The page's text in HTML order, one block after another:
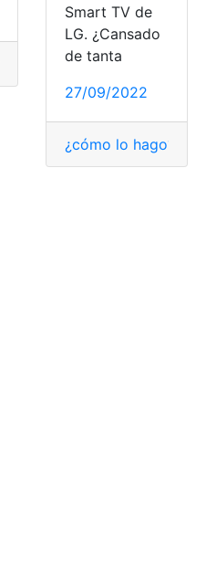
tecnología, televisión
Smart TV de
LG. ¿Cansado
de tanta
27/09/2022
¿cómo lo hago?